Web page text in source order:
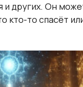
других. Он
кто-то спасёт